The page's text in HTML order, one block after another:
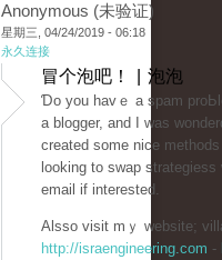
Anonymous (未验证)
星期三, 04/24/2019 - 06:18
永久连接
冒个泡吧！ | 泡泡
Ɗo you havｅ a spam
a blogger, and I was
сreated some nice
looking to ѕwap
email if interested.
Alsso visit mｙ website;
http://israengineering.com -